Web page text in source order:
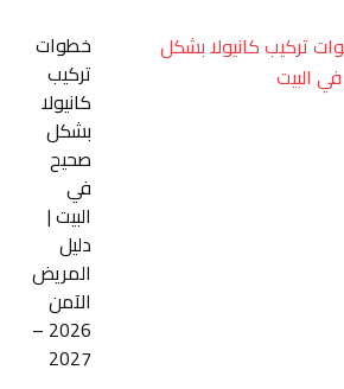
خطوات
تركيب
كانيولا
بشكل
صحيح
في
البيت |
دليل
المريض
الآمن
2026 –
2027